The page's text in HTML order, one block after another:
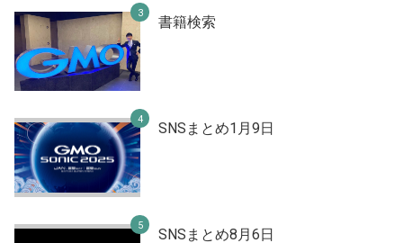
書籍検索
SNSまとめ1月9日
SNSまとめ8月6日